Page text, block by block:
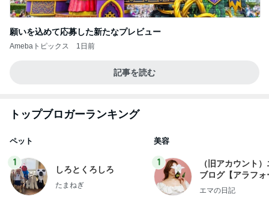
願いを込めて応募した新たなプレビュー
Amebaトピックス 1日前
記事を読む
トップブロガーランキング
ペット
1
しろとくろしろ
たまねぎ
美容
1
（旧アカウント
ブログ【アラフォ
社売却セカンドラ
エマの日記